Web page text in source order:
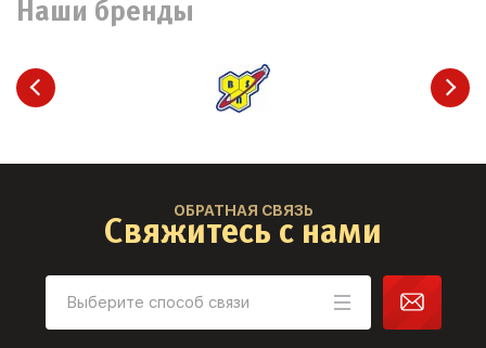
Наши бренды
ОБРАТНАЯ СВЯЗЬ
Свяжитесь с нами